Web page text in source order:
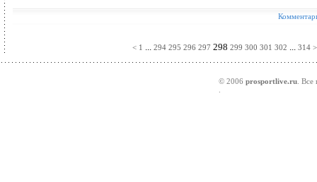
< 1 ... 294 295 296 297 298 299 300 301 302 ... 314 >
© 2006prosportlive.ru .